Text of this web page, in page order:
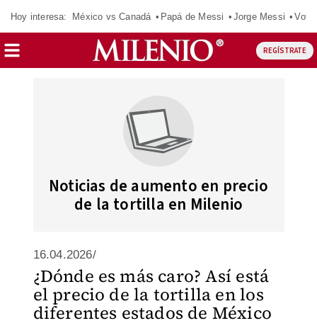
Hoy interesa: México vs Canadá Papá de Messi Jorge Messi
REGÍSTRATE
Noticias de aumento en precio
de la tortilla en Milenio
16.04.2026/
¿Dónde es más caro? Así está
el precio de la tortilla en los
diferentes estados de México